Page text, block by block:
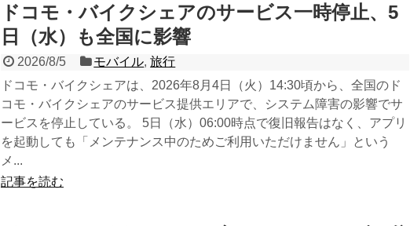
ドコモ・バイクシェアのサービス一時停止、5
日（水）も全国に影響
2026/8/5 モバイル,旅行
ドコモ・バイクシェアは、2026年8月4日（火）14:30頃から、全国のド
コモ・バイクシェアのサービス提供エリアで、システム障害の影響でサ
ービスを停止している。 5日（水）06:00時点で復旧報告はなく、アプリ
を起動しても「メンテナンス中のためご利用いただけません」という
メ...
記事を読む